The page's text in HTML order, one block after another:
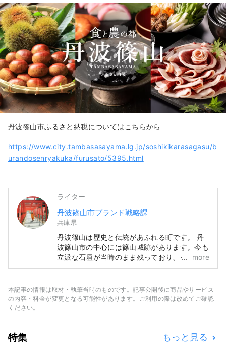
丹波篠山市ふるさと納税についてはこちらから
https://www.city.tambasasayama.lg.jp/soshikikarasagasu/b
urandosenryakuka/furusato/5395.html
ライター
丹波篠山市ブランド戦略課
兵庫県
丹波篠山は歴史と伝統があふれる町です。 丹
波篠山市の中心には篠山城跡があります。今も
立派な石垣が当時のまま残っており、それを取
り囲むようにして城下町の町並みが広がってい
が色濃く反映されており、実際に城下町を歩い
てみると、あちこちに京都のような町並みを発
more
本記事の情報は取材・執筆当時のものです。記事公開後に商品やサービス
の内容・料金が変更となる可能性があります。ご利用の際は改めてご確認
ください。
特集 もっと見る